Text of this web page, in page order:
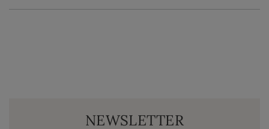
NEWSLETTER